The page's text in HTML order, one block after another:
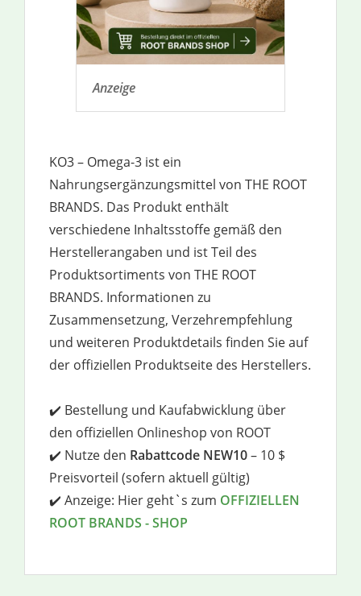
Anzeige
KO3 – Omega-3 ist ein
Nahrungsergänzungsmittel von THE ROOT
BRANDS. Das Produkt enthält
verschiedene Inhaltsstoffe gemäß den
Herstellerangaben und ist Teil des
Produktsortiments von THE ROOT
BRANDS. Informationen zu
Zusammensetzung, Verzehrempfehlung
und weiteren Produktdetails finden Sie auf
der offiziellen Produktseite des Herstellers.
✔️ Bestellung und Kaufabwicklung über
den offiziellen Onlineshop von ROOT
✔️ Nutze den Rabattcode NEW10– 10 $
Preisvorteil (sofern aktuell gültig)
✔️ Anzeige: Hier geht`s zum OFFIZIELLEN
ROOT BRANDS - SHOP